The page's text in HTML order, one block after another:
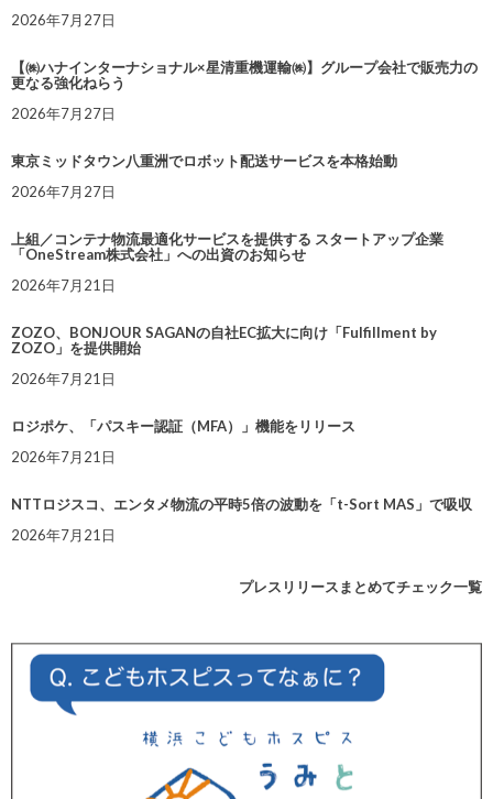
2026年7月27日
【㈱ハナインターナショナル×星清重機運輸㈱】グループ会社で販売力の
更なる強化ねらう
2026年7月27日
東京ミッドタウン八重洲でロボット配送サービスを本格始動
2026年7月27日
上組／コンテナ物流最適化サービスを提供する スタートアップ企業
「OneStream株式会社」への出資のお知らせ
2026年7月21日
ZOZO、BONJOUR SAGANの自社EC拡大に向け「Fulfillment by
ZOZO」を提供開始
2026年7月21日
ロジポケ、「パスキー認証（MFA）」機能をリリース
2026年7月21日
NTTロジスコ、エンタメ物流の平時5倍の波動を「t-Sort MAS」で吸収
2026年7月21日
プレスリリースまとめてチェック一覧